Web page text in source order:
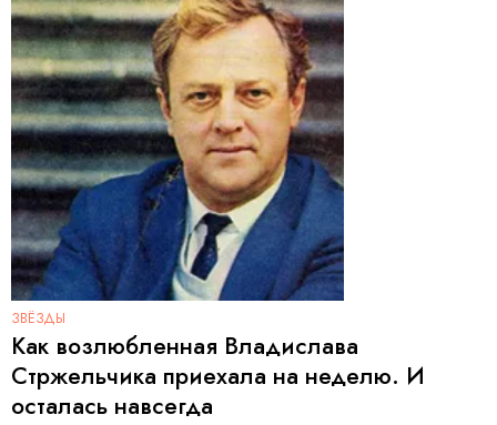
ЗВЁЗДЫ
Как возлюбленная Владислава
Стржельчика приехала на неделю. И
осталась навсегда